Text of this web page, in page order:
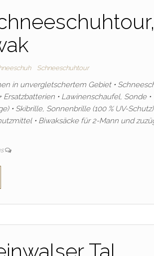
Schneeschuhtour
in unvergletschertem Gebiet •
• Lawinenschaufel, Sonde •
• Skibrille, Sonnenbrille (100 % UV-Schutz)
• Biwaksäcke für 2-Mann und